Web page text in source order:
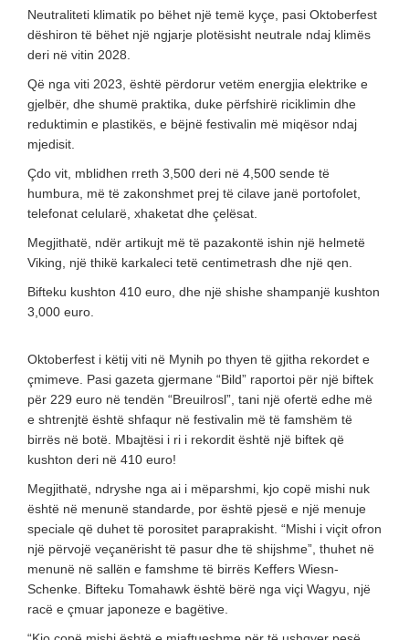
Neutraliteti klimatik po bëhet një temë kyçe, pasi Oktoberfest
dëshiron të bëhet një ngjarje plotësisht neutrale ndaj klimës
deri në vitin 2028.
Që nga viti 2023, është përdorur vetëm energjia elektrike e
gjelbër, dhe shumë praktika, duke përfshirë riciklimin dhe
reduktimin e plastikës, e bëjnë festivalin më miqësor ndaj
mjedisit.
Çdo vit, mblidhen rreth 3,500 deri në 4,500 sende të
humbura, më të zakonshmet prej të cilave janë portofolet,
telefonat celularë, xhaketat dhe çelësat.
Megjithatë, ndër artikujt më të pazakontë ishin një helmetë
Viking, një thikë karkaleci tetë centimetrash dhe një qen.
Bifteku kushton 410 euro, dhe një shishe shampanjë kushton
3,000 euro.
Oktoberfest i këtij viti në Mynih po thyen të gjitha rekordet e
çmimeve. Pasi gazeta gjermane “Bild” raportoi për një biftek
për 229 euro në tendën “Breuilrosl”, tani një ofertë edhe më
e shtrenjtë është shfaqur në festivalin më të famshëm të
birrës në botë. Mbajtësi i ri i rekordit është një biftek që
kushton deri në 410 euro!
Megjithatë, ndryshe nga ai i mëparshmi, kjo copë mishi nuk
është në menunë standarde, por është pjesë e një menuje
speciale që duhet të porositet paraprakisht. “Mishi i viçit ofron
një përvojë veçanërisht të pasur dhe të shijshme”, thuhet në
menunë në sallën e famshme të birrës Keffers Wiesn-
Schenke. Bifteku Tomahawk është bërë nga viçi Wagyu, një
racë e çmuar japoneze e bagëtive.